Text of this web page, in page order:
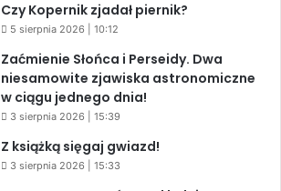
Czy Kopernik zjadał piernik?
5 sierpnia 2026 | 10:12
Zaćmienie Słońca i Perseidy. Dwa
niesamowite zjawiska astronomiczne
w ciągu jednego dnia!
3 sierpnia 2026 | 15:39
Z książką sięgaj gwiazd!
3 sierpnia 2026 | 15:33